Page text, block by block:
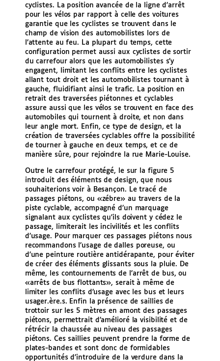
cyclistes. La position avancée de la ligne d’arrêt
pour les vélos par rapport à celle des voitures
garantie que les cyclistes se trouvent dans le
champ de vision des automobilistes lors de
l’attente au feu. La plupart du temps, cette
configuration permet aussi aux cyclistes de sortir
du carrefour alors que les automobilistes s’y
engagent, limitant les conflits entre les cyclistes
allant tout droit et les automobilistes tournant à
gauche, fluidifiant ainsi le trafic. La position en
retrait des traversées piétonnes et cyclables
assure aussi que les vélos se trouvent en face des
automobiles qui tournent à droite, et non dans
leur angle mort. Enfin, ce type de design, et la
création de traversées cyclables offre la possibilité
de tourner à gauche en deux temps, et ce de
manière sûre, pour rejoindre la rue Marie-Louise.
Outre le carrefour protégé, le sur la figure 5
introduit des éléments de design, que nous
souhaiterions voir à Besançon. Le tracé de
passages piétons, ou «zébre» au travers de la
piste cyclable, accompagné d’un marquage
signalant aux cyclistes qu’ils doivent y cédez le
passage, limiterait les incivilités et les conflits
d’usage. Pour marquer ces passages piétons nous
recommandons l’usage de dalles poreuse, ou
d’une peinture routière antidérapante, pour éviter
de créer des éléments glissants sous la pluie. De
même, les contournements de l’arrêt de bus, ou
«arrêts de bus flottants», serait à même de
limiter les conflits d’usage avec les bus et leurs
usager.ère.s. Enfin la présence de saillies de
trottoir sur les 5 mètres en amont des passages
piétons, permettrait d’amélioré la visibilité et de
rétrécir la chaussée au niveau des passages
piétons. Ces saillies peuvent prendre la forme de
plates-bandes et sont donc de formidables
opportunités d’introduire de la verdure dans la